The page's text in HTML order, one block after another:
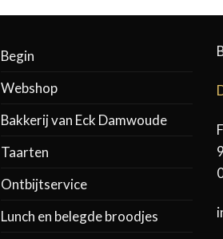
Begin
Webshop
Bakkerij van Eck Damwoude
Taarten
Ontbijtservice
Lunch en belegde broodjes